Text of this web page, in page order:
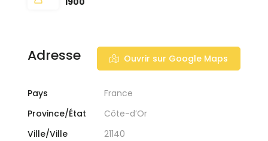
Adresse Ouvrir sur Google Maps
Pays
France
Province/État
Côte-d’Or
Ville/Ville
21140